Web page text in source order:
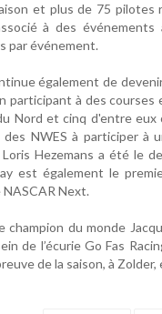
et plus de 75 pilotes
à des
par événement.
également de
participant à des
Nord et cinq d'entre
NWES à participer à
Hezemans a été le
est également le
Next.
champion du monde
de l’écurie Go Fas
de la saison, à Zolder,